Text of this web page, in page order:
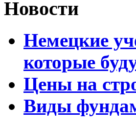
Новости
Немецкие
которые
Цены на
Виды